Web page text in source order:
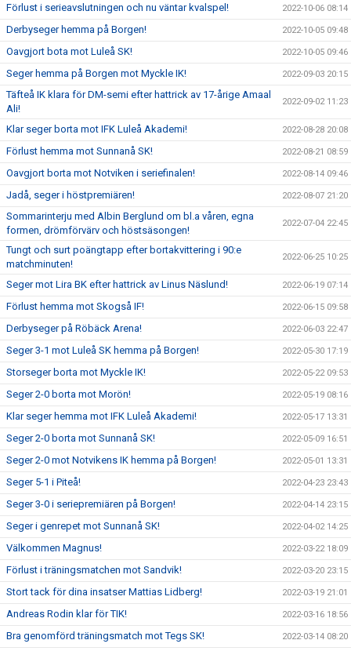
Förlust i serieavslutningen och nu väntar kvalspel! 2022-10-06 08:14
Derbyseger hemma på Borgen! 2022-10-05 09:48
Oavgjort bota mot Luleå SK! 2022-10-05 09:46
Seger hemma på Borgen mot Myckle IK! 2022-09-03 20:15
Täfteå IK klara för DM-semi efter hattrick av 17-årige Amaal
Ali!
2022-09-02 11:23
Klar seger borta mot IFK Luleå Akademi! 2022-08-28 20:08
Förlust hemma mot Sunnanå SK! 2022-08-21 08:59
Oavgjort borta mot Notviken i seriefinalen! 2022-08-14 09:46
Jadå, seger i höstpremiären! 2022-08-07 21:20
Sommarinterju med Albin Berglund om bl.a våren, egna
formen, drömförvärv och höstsäsongen!
2022-07-04 22:45
Tungt och surt poängtapp efter bortakvittering i 90:e
matchminuten!
2022-06-25 10:25
Seger mot Lira BK efter hattrick av Linus Näslund! 2022-06-19 07:14
Förlust hemma mot Skogså IF! 2022-06-15 09:58
Derbyseger på Röbäck Arena! 2022-06-03 22:47
Seger 3-1 mot Luleå SK hemma på Borgen! 2022-05-30 17:19
Storseger borta mot Myckle IK! 2022-05-22 09:53
Seger 2-0 borta mot Morön! 2022-05-19 08:16
Klar seger hemma mot IFK Luleå Akademi! 2022-05-17 13:31
Seger 2-0 borta mot Sunnanå SK! 2022-05-09 16:51
Seger 2-0 mot Notvikens IK hemma på Borgen! 2022-05-01 13:31
Seger 5-1 i Piteå! 2022-04-23 23:43
Seger 3-0 i seriepremiären på Borgen! 2022-04-14 23:15
Seger i genrepet mot Sunnanå SK! 2022-04-02 14:25
Välkommen Magnus! 2022-03-22 18:09
Förlust i träningsmatchen mot Sandvik! 2022-03-20 23:15
Stort tack för dina insatser Mattias Lidberg! 2022-03-19 21:01
Andreas Rodin klar för TIK! 2022-03-16 18:56
Bra genomförd träningsmatch mot Tegs SK! 2022-03-14 08:20